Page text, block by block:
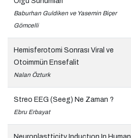
Baburhan Guldiken ve Yasemin Biçer
Gömcelli
Hemisferotomi Sonrası Viral ve
Otoimmün Ensefalit
Nalan Özturk
Streo EEG (Seeg) Ne Zaman ?
Ebru Erbayat